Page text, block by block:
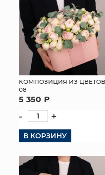
КОМПОЗИЦИЯ ИЗ ЦВЕТОВ
08
5 350 ₽
- +
В КОРЗИНУ